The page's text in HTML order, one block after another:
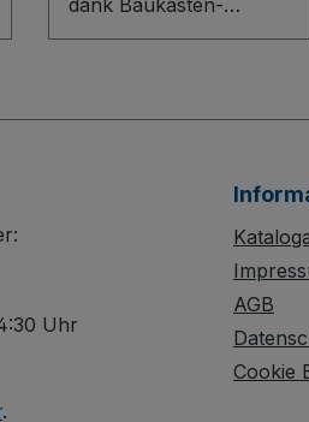
dank Baukasten-
System mit innovativem
Bodenkonstruktion. Die
oberflächengeschützt,
schlag- und kratzfest –
ideal für den harten
Arbeitsalltag. Die graue,
„spurlos“ laufende
Uhr
.
AGB
Cookie